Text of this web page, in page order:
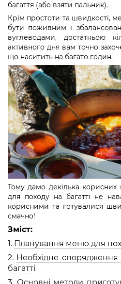
багаття (або взяти пальник).
Крім простоти та швидкості,
бути поживним і
вуглеводами, достатньою
активного дня вам точно
що наситить на багато годин.
Тому дамо декілька
для походу на багатті не
корисними та готувалися
смачно!
Зміст:
1. Планування меню для
2. Необхідне
багатті